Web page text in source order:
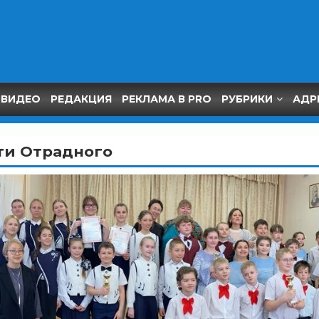
ВИДЕО РЕДАКЦИЯ РЕКЛАМА В PRO РУБРИКИ
Отрадного